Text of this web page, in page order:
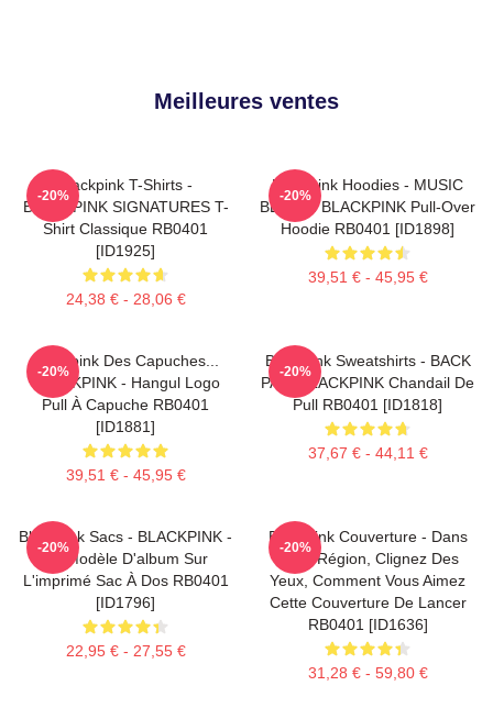
Meilleures ventes
Blackpink T-Shirts -
BLACKPINK SIGNATURES T-
Shirt Classique RB0401
[ID1925]
24,38 € - 28,06 €
-20%
Blackpink Hoodies - MUSIC
BLINK :: BLACKPINK Pull-Over
Hoodie RB0401 [ID1898]
39,51 € - 45,95 €
-20%
Blackpink Des Capuches...
BLACKPINK - Hangul Logo
Pull À Capuche RB0401
[ID1881]
39,51 € - 45,95 €
-20%
Blackpink Sweatshirts - BACK
PAIN BLACKPINK Chandail De
Pull RB0401 [ID1818]
37,67 € - 44,11 €
-20%
Blackpink Sacs - BLACKPINK -
Le Modèle D'album Sur
L'imprimé Sac À Dos RB0401
[ID1796]
22,95 € - 27,55 €
-20%
Blackpink Couverture - Dans
Votre Région, Clignez Des
Yeux, Comment Vous Aimez
Cette Couverture De Lancer
RB0401 [ID1636]
31,28 € - 59,80 €
-20%